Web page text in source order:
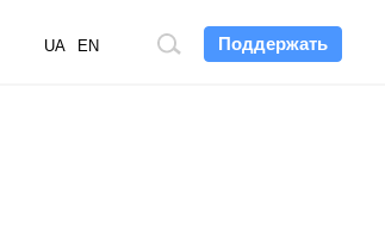
Поддержать
Поиск
UA EN